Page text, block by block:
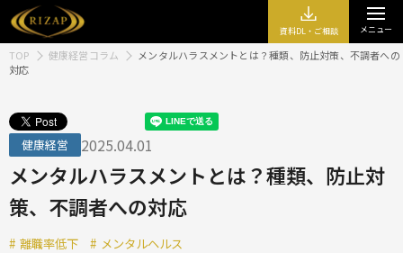
資料DL・ご相談 メニュー
TOP 健康経営コラム
メンタルハラスメントとは？種類、防止対策、不調者への
対応
健康経営 2025.04.01
メンタルハラスメントとは？種類、防止対
策、不調者への対応
# 離職率低下 # メンタルヘルス